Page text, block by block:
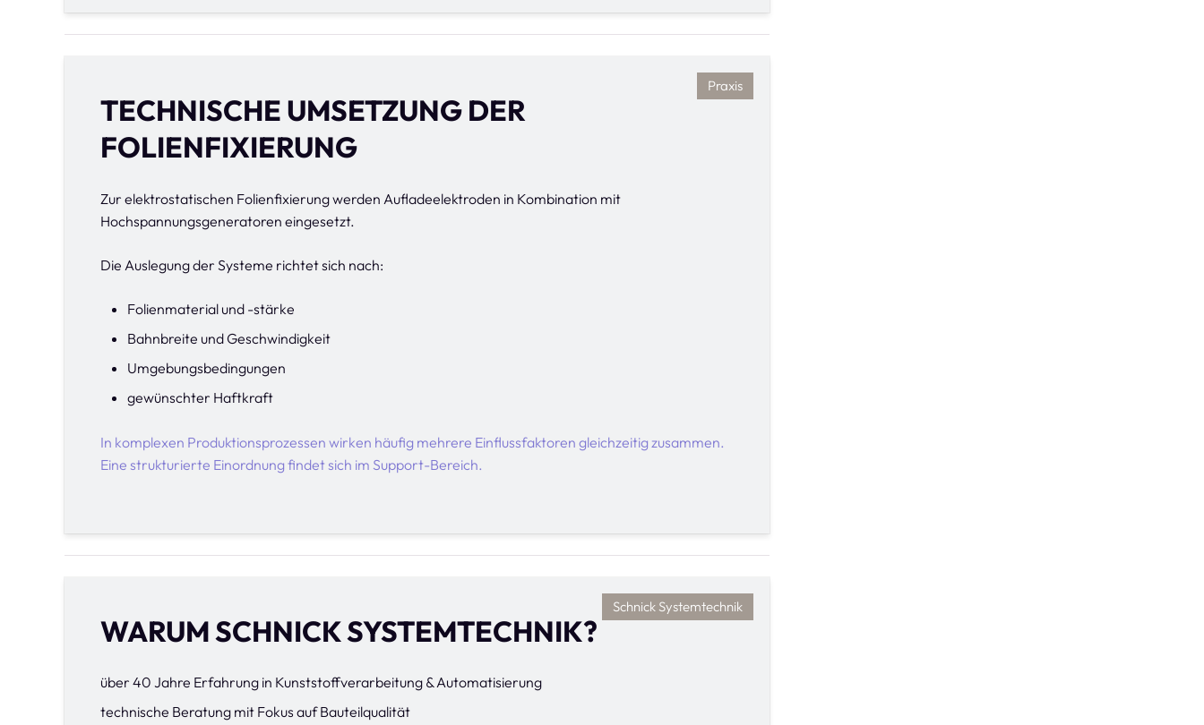
Praxis
TECHNISCHE UMSETZUNG DER
FOLIENFIXIERUNG
Zur elektrostatischen Folienfixierung werden Aufladeelektroden in Kombination mit
Hochspannungsgeneratoren eingesetzt.
Die Auslegung der Systeme richtet sich nach:
Folienmaterial und -stärke
Bahnbreite und Geschwindigkeit
Umgebungsbedingungen
gewünschter Haftkraft
In komplexen Produktionsprozessen wirken häufig mehrere Einflussfaktoren gleichzeitig zusammen.
Eine strukturierte Einordnung findet sich im Support-Bereich.
Schnick Systemtechnik
WARUM SCHNICK SYSTEMTECHNIK?
über 40 Jahre Erfahrung in Kunststoffverarbeitung & Automatisierung
technische Beratung mit Fokus auf Bauteilqualität